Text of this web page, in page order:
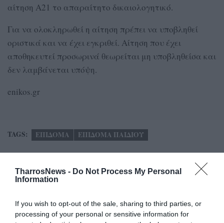
TharrosNews - Do Not Process My Personal
Information
If you wish to opt-out of the sale, sharing to third parties, or
processing of your personal or sensitive information for
αίτηση Α21 το απαραίτητο δικαιολογητικό.
Για να ολοκληρωθεί η αίτηση πρέπει να υποβληθεί
οριστικά και να έχει εγκριθεί. Αίτηση που έχει
αποθηκευτεί προσωρινά θεωρείται μη υποβληθείσα και
δεν λαμβάνεται υπόψη.
enikos.gr
TAGS: ΕΠΙΔΟΜΑ ΕΠΙΔΟΜΑ ΠΑΙΔΙΟΥ
Facebook Twitter